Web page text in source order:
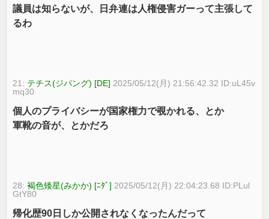
議員は知らないが、日弁連は人権侵害ガーって主張して
るわ
21: テチス(ジパング) [DE] 2025/05/12(月) 21:56:42.32 ID:uL45v
mq30
個人のプライバシーが国家権力で覗かれる、とか
軍靴の音が、とかだろ
28:褐色矮星(みかか) [ﾆﾀﾞ] 2025/05/12(月) 22:04:23.68 ID:PLul
GtY80
帰化歴90日しか公開されなくなったんだって